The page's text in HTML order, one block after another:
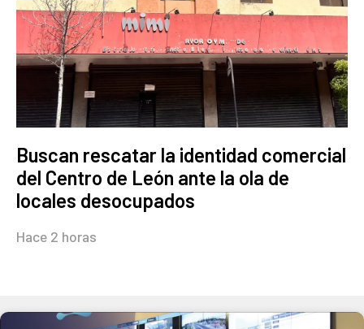
Buscan rescatar la identidad comercial
del Centro de León ante la ola de
locales desocupados
Hace 2 horas